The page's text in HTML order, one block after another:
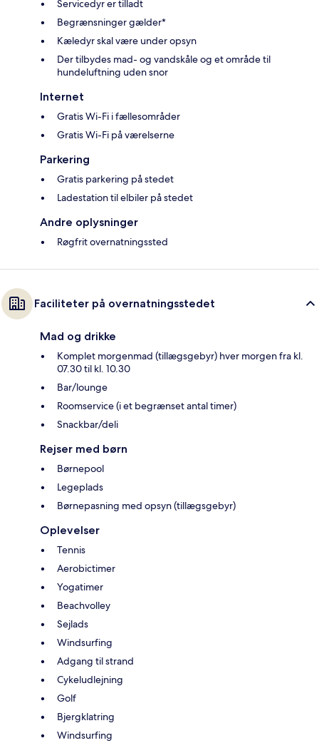
Servicedyr er tilladt
Begrænsninger gælder*
Kæledyr skal være under opsyn
Der tilbydes mad- og vandskåle og et område til
hundeluftning uden snor
Internet
Gratis Wi-Fi i fællesområder
Gratis Wi-Fi på værelserne
Parkering
Gratis parkering på stedet
Ladestation til elbiler på stedet
Andre oplysninger
Røgfrit overnatningssted
Faciliteter på overnatningsstedet
Mad og drikke
Komplet morgenmad (tillægsgebyr) hver morgen fra kl.
07.30 til kl. 10.30
Bar/lounge
Roomservice (i et begrænset antal timer)
Snackbar/deli
Rejser med børn
Børnepool
Legeplads
Børnepasning med opsyn (tillægsgebyr)
Oplevelser
Tennis
Aerobictimer
Yogatimer
Beachvolley
Sejlads
Windsurfing
Adgang til strand
Cykeludlejning
Golf
Bjergklatring
Windsurfing